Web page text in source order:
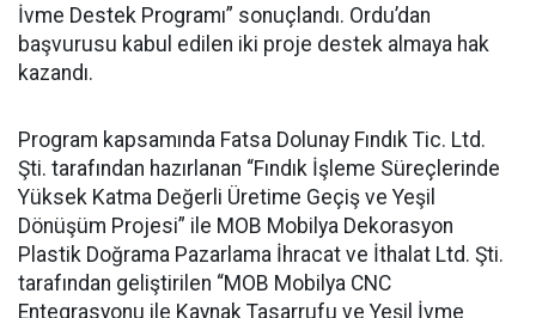
İvme Destek Programı” sonuçlandı. Ordu’dan
başvurusu kabul edilen iki proje destek almaya hak
kazandı.
Program kapsamında Fatsa Dolunay Fındık Tic. Ltd.
Şti. tarafından hazırlanan “Fındık İşleme Süreçlerinde
Yüksek Katma Değerli Üretime Geçiş ve Yeşil
Dönüşüm Projesi” ile MOB Mobilya Dekorasyon
Plastik Doğrama Pazarlama İhracat ve İthalat Ltd. Şti.
tarafından geliştirilen “MOB Mobilya CNC
Entegrasyonu ile Kaynak Tasarrufu ve Yeşil İvme